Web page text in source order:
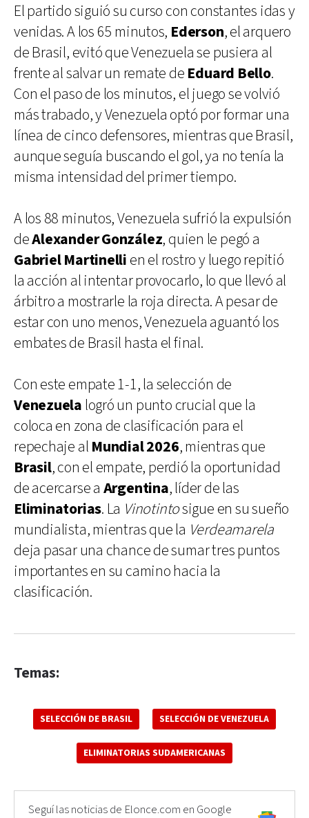
El partido siguió su curso con constantes idas y
venidas. A los 65 minutos, Ederson, el arquero
de Brasil, evitó que Venezuela se pusiera al
frente al salvar un remate de Eduard Bello.
Con el paso de los minutos, el juego se volvió
más trabado, y Venezuela optó por formar una
línea de cinco defensores, mientras que Brasil,
aunque seguía buscando el gol, ya no tenía la
misma intensidad del primer tiempo.
A los 88 minutos, Venezuela sufrió la expulsión
deAlexander González, quien le pegó a
Gabriel Martinelli en el rostro y luego repitió
la acción al intentar provocarlo, lo que llevó al
árbitro a mostrarle la roja directa. A pesar de
estar con uno menos, Venezuela aguantó los
embates de Brasil hasta el final.
Con este empate 1-1, la selección de
Venezuela logró un punto crucial que la
coloca en zona de clasificación para el
repechaje al Mundial 2026, mientras que
Brasil, con el empate, perdió la oportunidad
de acercarse a Argentina, líder de las
Eliminatorias. La Vinotintosigue en su sueño
mundialista, mientras que la Verdeamarela
deja pasar una chance de sumar tres puntos
importantes en su camino hacia la
clasificación.
Temas:
SELECCIÓN DE BRASIL SELECCIÓN DE VENEZUELA
ELIMINATORIAS SUDAMERICANAS
Seguí las noticias de Elonce.com en Google